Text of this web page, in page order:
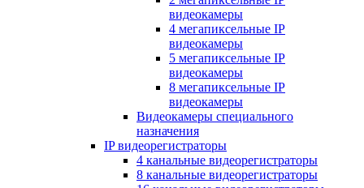
видеокамеры
4 мегапиксельные IP
видеокамеры
5 мегапиксельные IP
видеокамеры
8 мегапиксельные IP
видеокамеры
Видеокамеры специального
назначения
IP видеорегистраторы
4 канальные видеорегистраторы
8 канальные видеорегистраторы